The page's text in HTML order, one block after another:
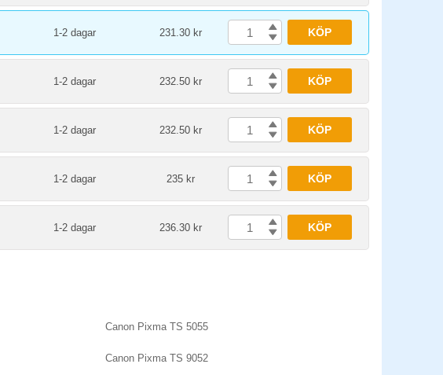
1-2 dagar 231.30 kr KÖP
1-2 dagar 232.50 kr KÖP
1-2 dagar 232.50 kr KÖP
1-2 dagar 235 kr KÖP
1-2 dagar 236.30 kr KÖP
Canon Pixma TS 5055
Canon Pixma TS 9052